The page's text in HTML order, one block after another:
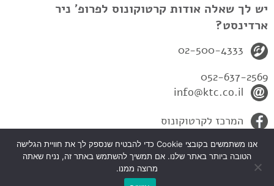
יש לך שאלה אודות קרטוקונוס לפרופ' ניר
ארדינסט?
02-500-4333
052-637-2569
info@ktc.co.il
המרכז לקרטוקונוס
כל הזכיות שמורות לפרופ' ניר ארדינסט-המרכז לקרטקונוס 2010© |
אנו משתמשים בקובצי Cookie כדי להבטיח שנספק לך את חוויית הגלישה
הטובה ביותר באתר שלנו. אם תמשיך להשתמש באתר זה, נניח שאתה
מרוצה ממנו.